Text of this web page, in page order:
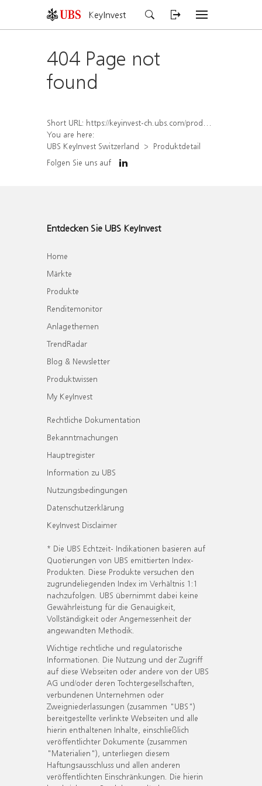
KeyInvest
404 Page not
found
Short URL: https://keyinvest-ch.ubs.com/produkt/detail/index/isin/CH1572294697
You are here:
UBS KeyInvest Switzerland
Produktdetail
Folgen Sie uns auf
Entdecken Sie UBS KeyInvest
Home
Märkte
Produkte
Renditemonitor
Anlagethemen
TrendRadar
Blog & Newsletter
Produktwissen
My KeyInvest
Rechtliche Dokumentation
Bekanntmachungen
Hauptregister
Information zu UBS
Nutzungsbedingungen
Datenschutzerklärung
KeyInvest Disclaimer
* Die UBS Echtzeit- Indikationen basieren auf
Quotierungen von UBS emittierten Index-
Produkten. Diese Produkte versuchen den
zugrundeliegenden Index im Verhältnis 1:1
nachzufolgen. UBS übernimmt dabei keine
Gewährleistung für die Genauigkeit,
Vollständigkeit oder Angemessenheit der
angewandten Methodik.
Wichtige rechtliche und regulatorische
Informationen. Die Nutzung und der Zugriff
auf diese Webseiten oder andere von der UBS
AG und/oder deren Tochtergesellschaften,
verbundenen Unternehmen oder
Zweigniederlassungen (zusammen "UBS")
bereitgestellte verlinkte Webseiten und alle
hierin enthaltenen Inhalte, einschließlich
veröffentlichter Dokumente (zusammen
"Materialien"), unterliegen diesem
Haftungsausschluss und allen anderen
veröffentlichten Einschränkungen. Die hierin